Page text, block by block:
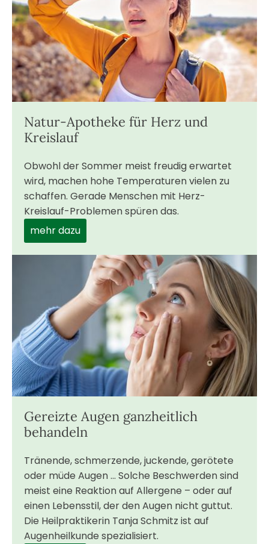
Natur-Apotheke für Herz und
Kreislauf
Obwohl der Sommer meist freudig erwartet
wird, machen hohe Temperaturen vielen zu
schaffen. Gerade Menschen mit Herz-
Kreislauf-Problemen spüren das.
mehr dazu
Gereizte Augen ganzheitlich
behandeln
Tränende, schmerzende, juckende, gerötete
oder müde Augen ... Solche Beschwerden sind
meist eine Reaktion auf ­Allergene – oder auf
einen Lebensstil, der den Augen nicht guttut.
Die Heilpraktikerin Tanja Schmitz ist auf
Augenheilkunde spezialisiert.